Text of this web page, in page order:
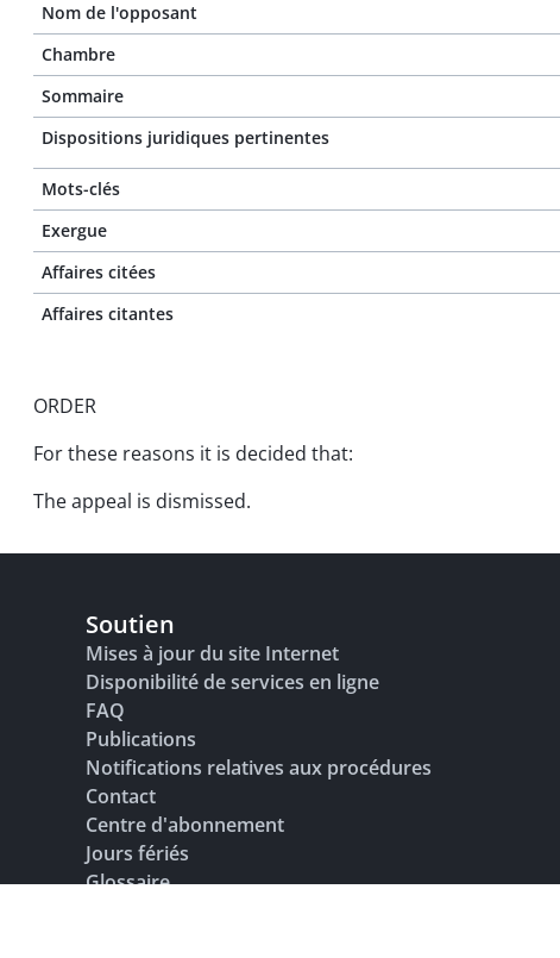
Nom de l'opposant
Chambre
Sommaire
Dispositions juridiques pertinentes
Mots-clés
Exergue
Affaires citées
Affaires citantes
ORDER
For these reasons it is decided that:
The appeal is dismissed.
Soutien
Mises à jour du site Internet
Disponibilité de services en ligne
FAQ
Publications
Notifications relatives aux procédures
Contact
Centre d'abonnement
Jours fériés
Glossaire